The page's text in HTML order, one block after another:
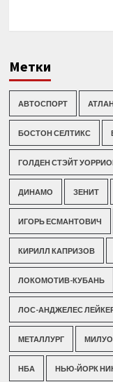
Метки
АВТОСПОРТ
БОСТОН СЕЛТИКС
ГОЛДЕН СТЭЙТ
ДИНАМО ЗЕНИТ
ИГОРЬ ЕСМАНТОВИЧ
КИРИЛЛ КАПРИЗОВ
ЛОКОМОТИВ-КУБАНЬ
ЛОС-АНДЖЕЛЕС
МЕТАЛЛУРГ
НБА НЬЮ-ЙОРК